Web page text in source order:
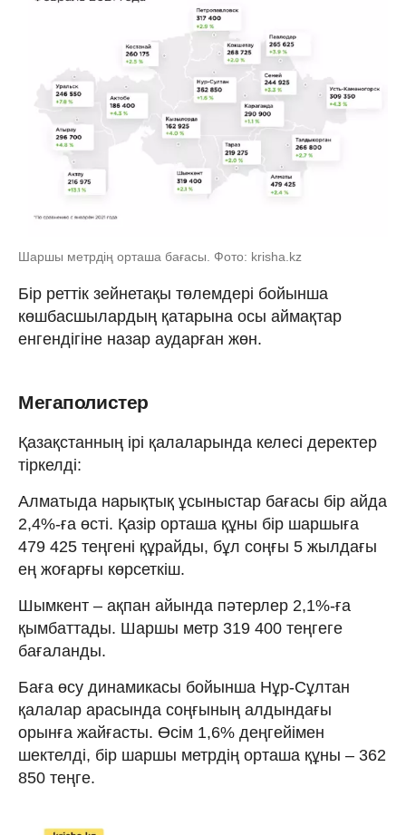
Шаршы метрдің орташа бағасы. Фото: krisha.kz
Бір реттік зейнетақы төлемдері бойынша
көшбасшылардың қатарына осы аймақтар
енгендігіне назар аударған жөн.
Мегаполистер
Қазақстанның ірі қалаларында келесі деректер
тіркелді:
Алматыда нарықтық ұсыныстар бағасы бір айда
2,4%-ға өсті. Қазір орташа құны бір шаршыға
479 425 теңгені құрайды, бұл соңғы 5 жылдағы
ең жоғарғы көрсеткіш.
Шымкент – ақпан айында пәтерлер 2,1%-ға
қымбаттады. Шаршы метр 319 400 теңгеге
бағаланды.
Баға өсу динамикасы бойынша Нұр-Сұлтан
қалалар арасында соңғының алдындағы
орынға жайғасты. Өсім 1,6% деңгейімен
шектелді, бір шаршы метрдің орташа құны – 362
850 теңге.